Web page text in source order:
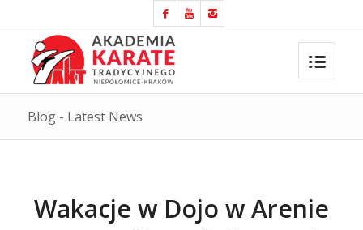
Blog - Latest News
Wakacje w Dojo w Arenie